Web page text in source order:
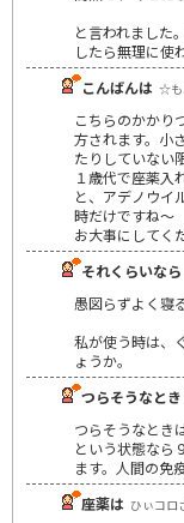
と言われました
したら無理に使
こんばんは ☆も
こちらのかかり
方されます。小
たりしていない
１歳代で座薬入
と、アデノウイ
時だけですね～
お大事にしてく
それくらいなら
愚図らずよく寝
私が使う時は、
ょうか。
つらそうなとき
つらそうなとき
という状態なら
ます。人間の免
座薬は ひぃコ